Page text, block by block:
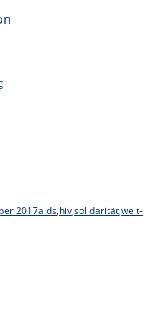
2017aids,hiv,solidarität,welt-